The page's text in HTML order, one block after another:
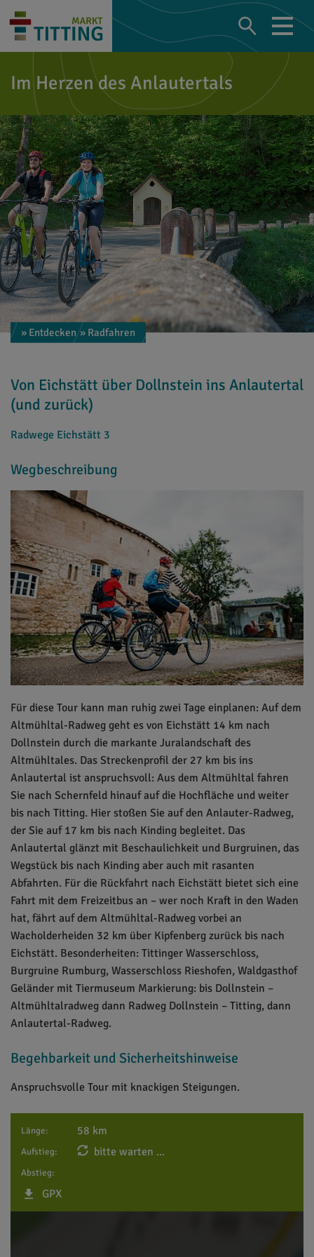
Im Herzen des Anlautertals
» Entdecken » Radfahren
Von Eichstätt über Dollnstein ins Anlautertal
(und zurück)
Radwege Eichstätt 3
Wegbeschreibung
Für diese Tour kann man ruhig zwei Tage einplanen: Auf dem
Altmühltal-Radweg geht es von Eichstätt 14 km nach
Dollnstein durch die markante Juralandschaft des
Altmühltales. Das Streckenprofil der 27 km bis ins
Anlautertal ist anspruchsvoll: Aus dem Altmühltal fahren
Sie nach Schernfeld hinauf auf die Hochfläche und weiter
bis nach Titting. Hier stoßen Sie auf den Anlauter-Radweg,
der Sie auf 17 km bis nach Kinding begleitet. Das
Anlautertal glänzt mit Beschaulichkeit und Burgruinen, das
Wegstück bis nach Kinding aber auch mit rasanten
Abfahrten. Für die Rückfahrt nach Eichstätt bietet sich eine
Fahrt mit dem Freizeitbus an – wer noch Kraft in den Waden
hat, fährt auf dem Altmühltal-Radweg vorbei an
Wacholderheiden 32 km über Kipfenberg zurück bis nach
Eichstätt. Besonderheiten: Tittinger Wasserschloss,
Burgruine Rumburg, Wasserschloss Rieshofen, Waldgasthof
Geländer mit Tiermuseum Markierung: bis Dollnstein –
Altmühltalradweg dann Radweg Dollnstein – Titting, dann
Anlautertal-Radweg.
Begehbarkeit und Sicherheitshinweise
Anspruchsvolle Tour mit knackigen Steigungen.
Länge: 58 km
Aufstieg: bitte warten ...
Abstieg:
GPX